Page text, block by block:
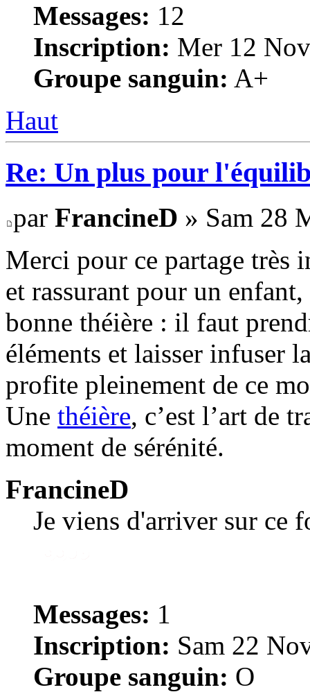
Messages: 12
Inscription: Mer 12
Groupe sanguin: A+
Haut
Re: Un plus pour
par FrancineD » Sam 28
Merci pour ce partage très
et rassurant pour un
bonne théière : il faut
éléments et laisser infuser
profite pleinement de ce
Une théière, c’est l’art de
moment de sérénité.
FrancineD
Je viens d'arriver sur ce
Messages: 1
Inscription: Sam 22
Groupe sanguin: O